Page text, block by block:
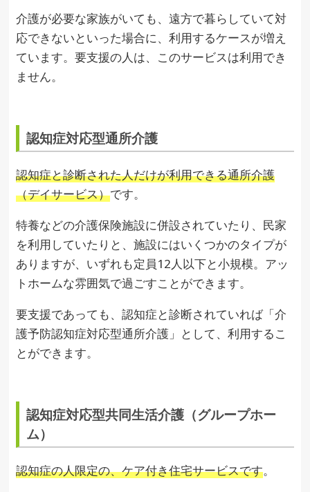
介護が必要な家族がいても、遠方で暮らしていて対
応できないといった場合に、利用するケースが増え
ています。要支援の人は、このサービスは利用でき
ません。
認知症対応型通所介護
認知症と診断された人だけが利用できる通所介護
（デイサービス）です。
特養などの介護保険施設に併設されていたり、民家
を利用していたりと、施設にはいくつかのタイプが
ありますが、いずれも定員12人以下と小規模。アッ
トホームな雰囲気で過ごすことができます。
要支援であっても、認知症と診断されていれば「介
護予防認知症対応型通所介護」として、利用するこ
とができます。
認知症対応型共同生活介護（グループホー
ム）
認知症の人限定の、ケア付き住宅サービスです。